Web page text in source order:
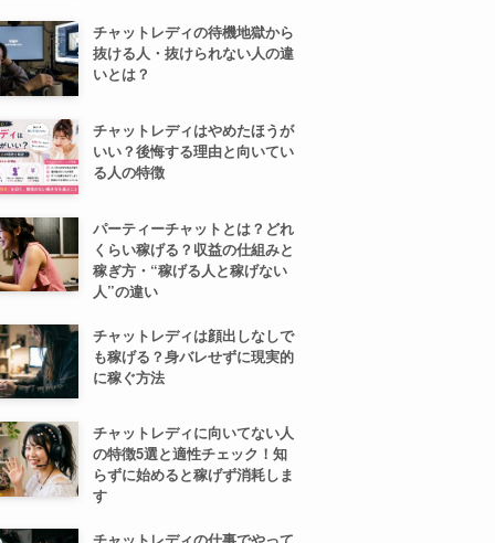
チャットレディの待機地獄から
抜ける人・抜けられない人の違
いとは？
チャットレディはやめたほうが
いい？後悔する理由と向いてい
る人の特徴
パーティーチャットとは？どれ
くらい稼げる？収益の仕組みと
稼ぎ方・“稼げる人と稼げない
人”の違い
チャットレディは顔出しなしで
も稼げる？身バレせずに現実的
に稼ぐ方法
チャットレディに向いてない人
の特徴5選と適性チェック！知
らずに始めると稼げず消耗しま
す